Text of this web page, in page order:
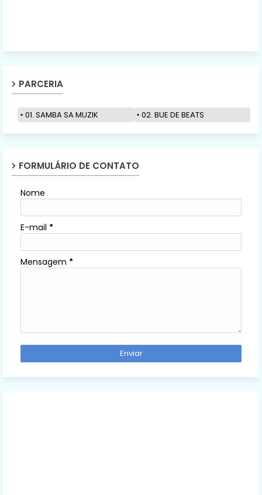
PARCERIA
01. SAMBA SA MUZIK 02. BUE DE BEATS
FORMULÁRIO DE CONTATO
Nome
E-mail *
Mensagem *